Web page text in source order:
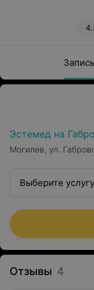
Запись
Эстемед на
Могилев, ул.
Выберите услугу
Отзывы 4